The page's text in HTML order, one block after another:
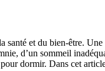
santé et du bien-être.
d’un sommeil
dormir. Dans cet